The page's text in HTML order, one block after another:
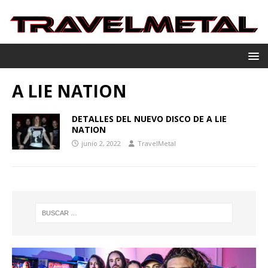
A LIE NATION
DETALLES DEL NUEVO DISCO DE A LIE
NATION
junio 2, 2022 TravelMetal